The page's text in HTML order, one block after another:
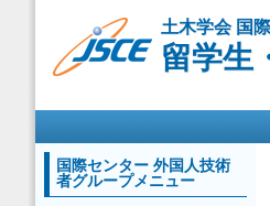
土木学会 国
留学生
国際センター 外国人技術
者グループメニュー